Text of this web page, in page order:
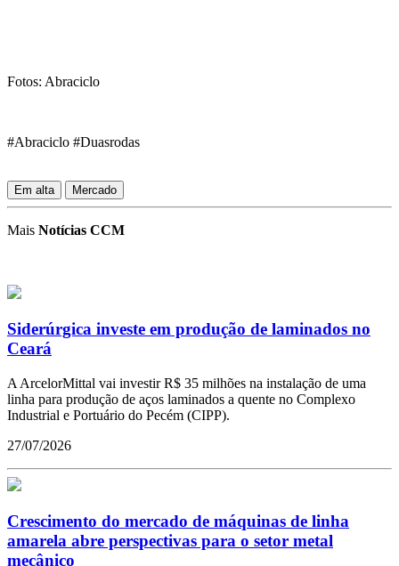
Fotos: Abraciclo
#Abraciclo #Duasrodas
Em alta Mercado
Mais Notícias CCM
Siderúrgica investe em produção de laminados no
Ceará
A ArcelorMittal vai investir R$ 35 milhões na instalação de uma
linha para produção de aços laminados a quente no Complexo
Industrial e Portuário do Pecém (CIPP).
27/07/2026
Crescimento do mercado de máquinas de linha
amarela abre perspectivas para o setor metal
mecânico